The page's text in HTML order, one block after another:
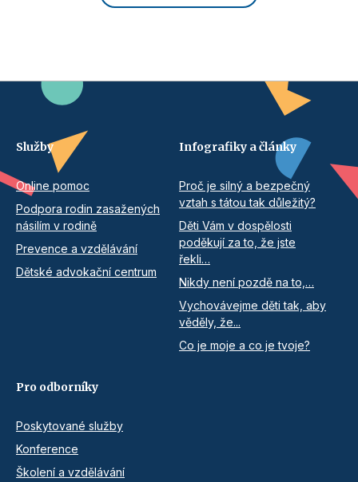
Služby
Online pomoc
Podpora rodin zasažených
násilím v rodině
Prevence a vzdělávání
Dětské advokační centrum
Infografiky a články
Proč je silný a bezpečný
vztah s tátou tak důležitý?
Děti Vám v dospělosti
poděkují za to, že jste
řekli…
Nikdy není pozdě na to,…
Vychovávejme děti tak, aby
věděly, že...
Co je moje a co je tvoje?
Pro odborníky
Poskytované služby
Konference
Školení a vzdělávání